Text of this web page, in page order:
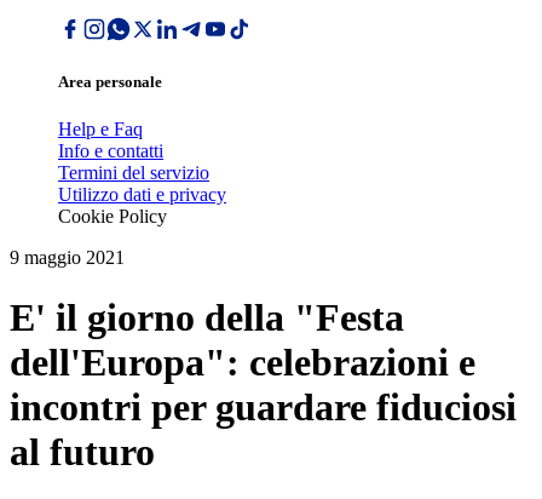
Area personale
Help e Faq
Info e contatti
Termini del servizio
Utilizzo dati e privacy
Cookie Policy
9 maggio 2021
E' il giorno della "Festa
dell'Europa": celebrazioni e
incontri per guardare fiduciosi
al futuro